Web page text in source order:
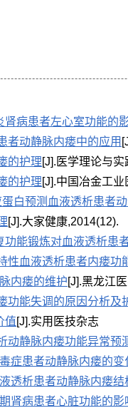
病患者左心室功能的
者动静脉内瘘中的应用
的护理[J].医学理论与
的护理[J].中国冶金工
白预测血液透析患者
[J].大家健康,2014(12).
功能锻炼对血液透析患
性血液透析患者内瘘功
内瘘的维护[J].黑龙江
功能失调的原因分析及
值[J].实用医技杂志
动静脉内瘘功能异常预
症患者动静脉内瘘的变
透析患者动静脉内瘘
肾病患者心脏功能的影